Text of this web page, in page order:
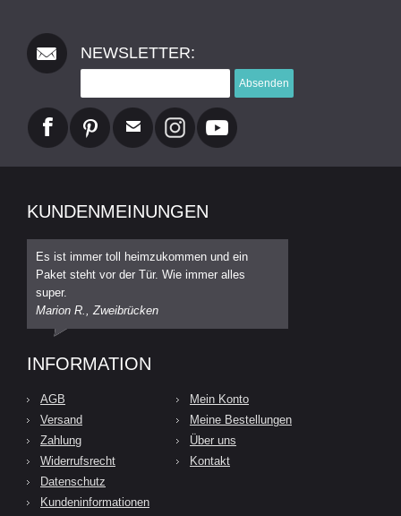
NEWSLETTER:
Absenden
KUNDENMEINUNGEN
Es ist immer toll heimzukommen und ein
Paket steht vor der Tür. Wie immer alles
super.
Marion R., Zweibrücken
INFORMATION
AGB
Versand
Zahlung
Widerrufsrecht
Datenschutz
Kundeninformationen
Mein Konto
Meine Bestellungen
Über uns
Kontakt